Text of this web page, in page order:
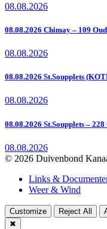
08.08.2026
08.08.2026 Chimay – 109
08.08.2026
08.08.2026 St.Soupplets
08.08.2026
08.08.2026 St.Soupplets –
08.08.2026
© 2026 Duivenbond
Links &
Weer & Wind
Customize Reject All
✖